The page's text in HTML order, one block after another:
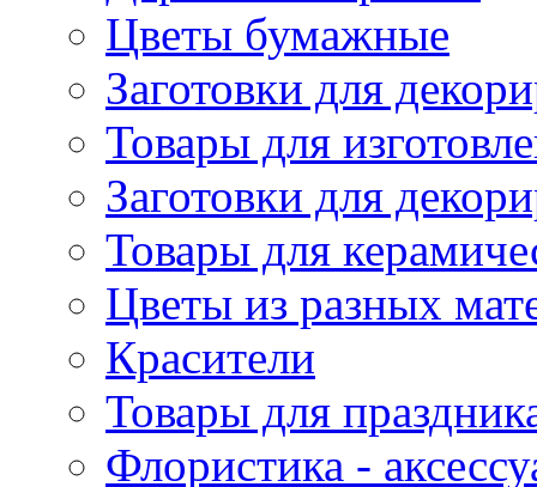
Цветы бумажные
Заготовки для
Товары для
Заготовки для
Товары для
Цветы из разных
Красители
Товары для
Флористика -